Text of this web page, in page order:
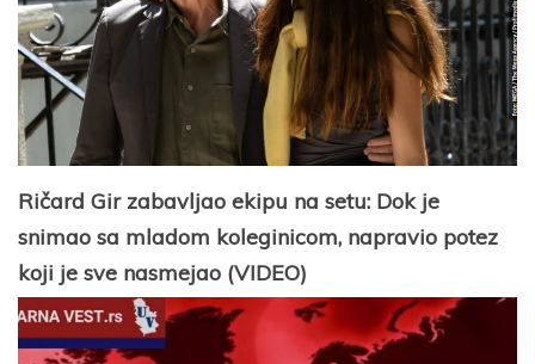
Ričard Gir zabavljao ekipu na setu: Dok je
snimao sa mladom koleginicom, napravio potez
koji je sve nasmejao (VIDEO)